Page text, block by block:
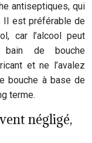
antiseptiques, qui
Il est préférable de
car l’alcool peut
de bouche
et ne l’avalez
bouche à base de
terme.
négligé,